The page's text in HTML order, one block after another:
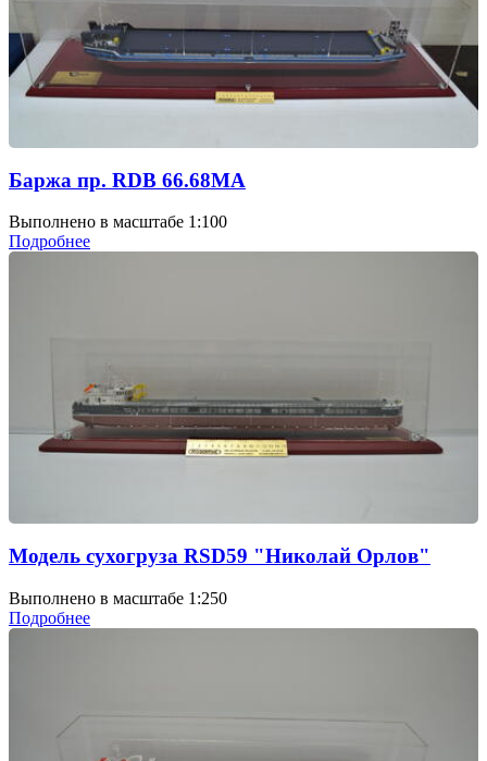
Баржа пр. RDB 66.68МА
Выполнено в масштабе 1:100
Подробнее
Модель сухогруза RSD59 "Николай Орлов"
Выполнено в масштабе 1:250
Подробнее